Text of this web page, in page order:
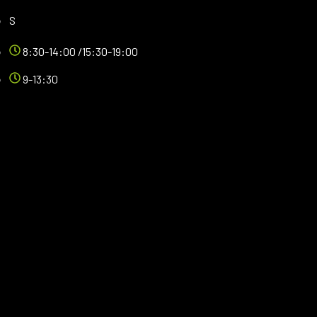
S
8:30-14:00 /15:30-19:00
9-13:30